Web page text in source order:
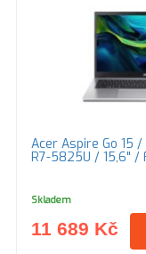
Acer Aspire Go 15
R7-5825U / 15,6" /
Skladem
11 689 Kč